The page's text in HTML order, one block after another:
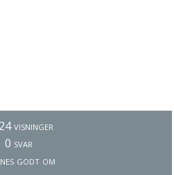
visninger
0 svar
godt om